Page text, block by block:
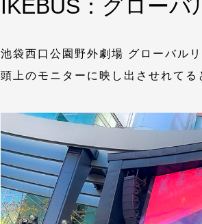
IKEBUS：グローバ
池袋西口公園野外劇場 グローバル
頭上のモニターに映し出させれてる